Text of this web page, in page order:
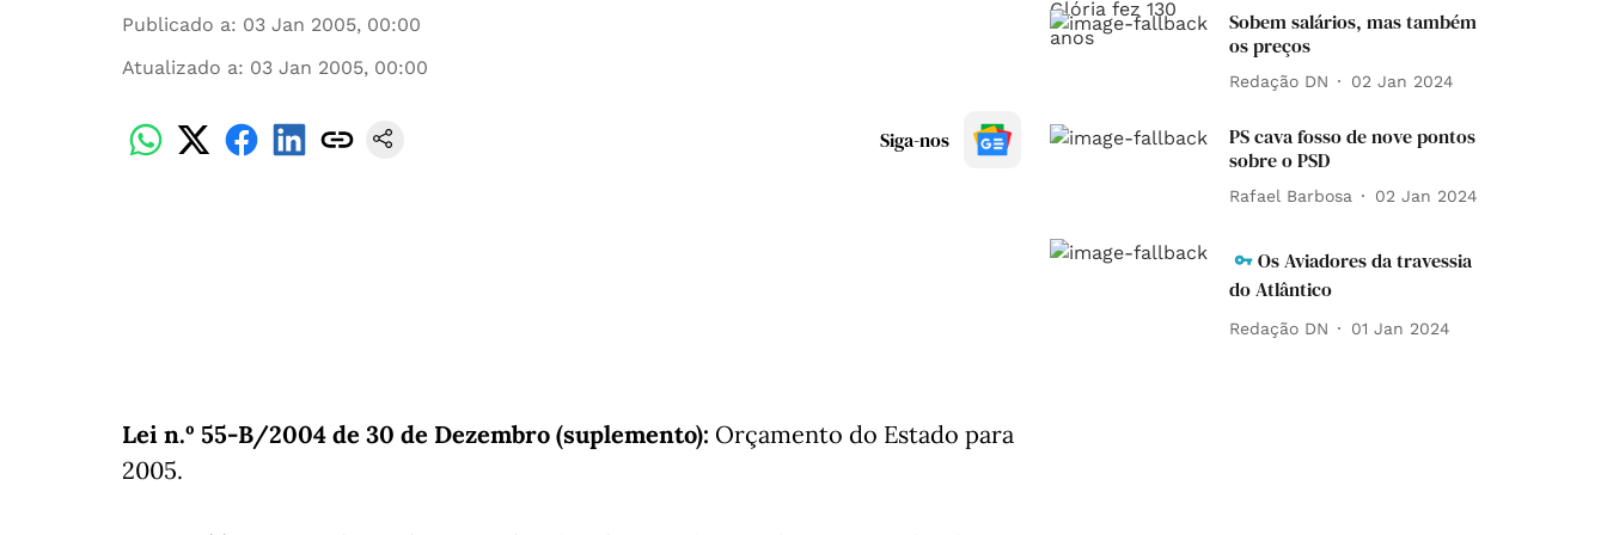
Publicado a: 03 Jan 2005, 00:00
Atualizado a: 03 Jan 2005, 00:00
Siga-nos
Lei n.º 55-B/2004 de 30 de Dezembro (suplemento): Orçamento do Estado para
2005.
Sobem salários, mas também
os preços
Redação DN 02 Jan 2024
PS cava fosso de nove pontos
sobre o PSD
Rafael Barbosa 02 Jan 2024
Os Aviadores da travessia
do Atlântico
Redação DN 01 Jan 2024